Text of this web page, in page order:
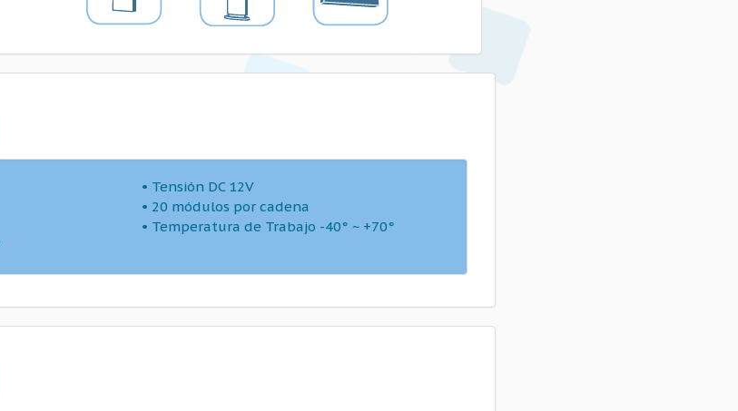
• Tensión DC 12V
• 20 módulos por cadena
• Temperatura de Trabajo -40° ~ +70°